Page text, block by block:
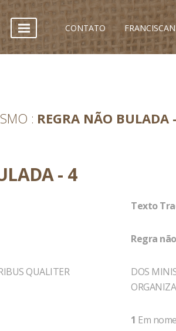
CONTATO
REGRA NÃO BULADA
- 4
QUALITER
Texto
Regra
DOS
1 Em